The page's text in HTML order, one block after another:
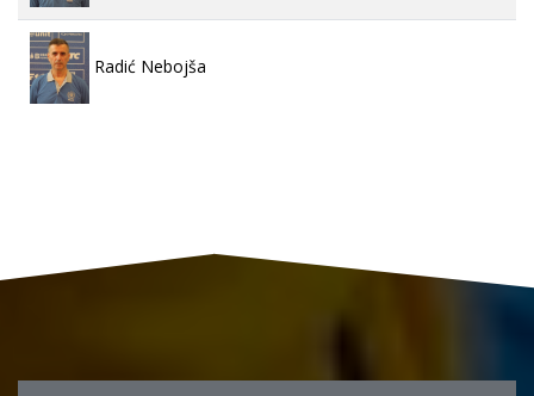
Radić Nebojša